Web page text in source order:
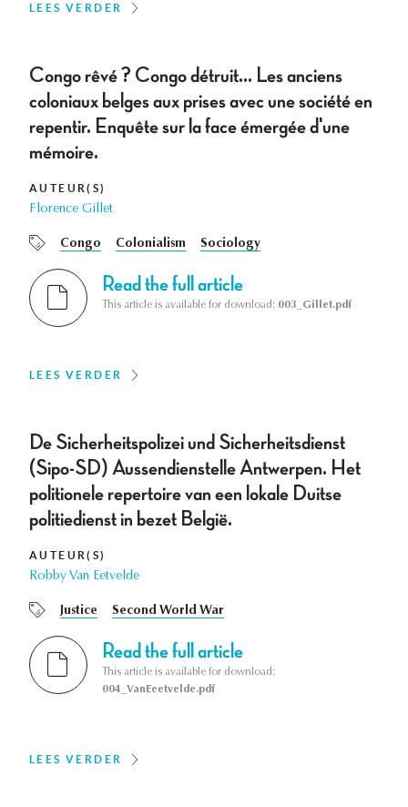
LEES VERDER
Congo rêvé ? Congo détruit... Les anciens
coloniaux belges aux prises avec une société en
repentir. Enquête sur la face émergée d'une
mémoire.
AUTEUR(S)
Florence Gillet
Congo Colonialism Sociology
Read the full article
This article is available for download: 003_Gillet.pdf
LEES VERDER
De Sicherheitspolizei und Sicherheitsdienst
(Sipo-SD) Aussendienstelle Antwerpen. Het
politionele repertoire van een lokale Duitse
politiedienst in bezet België.
AUTEUR(S)
Robby Van Eetvelde
Justice Second World War
Read the full article
This article is available for download:
004_VanEeetvelde.pdf
LEES VERDER